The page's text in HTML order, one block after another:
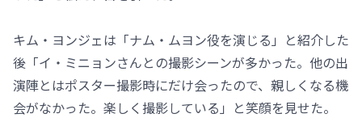
キム・ヨンジェは「ナム・ムヨン役を演じる」と紹介した
後「イ・ミニョンさんとの撮影シーンが多かった。他の出
演陣とはポスター撮影時にだけ会ったので、親しくなる機
会がなかった。楽しく撮影している」と笑顔を見せた。